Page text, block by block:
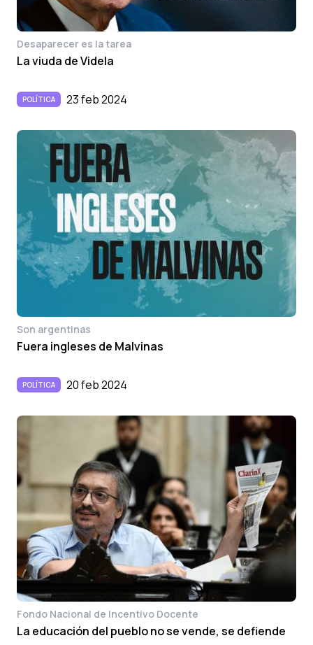
Desaparecer es la tarea
La viuda de Videla
POLÍTICA 23 feb 2024
Son argentinas
Fuera ingleses de Malvinas
POLÍTICA 20 feb 2024
Fondo Nacional de Incentivo Docente
La educación del pueblo no se vende, se defiende